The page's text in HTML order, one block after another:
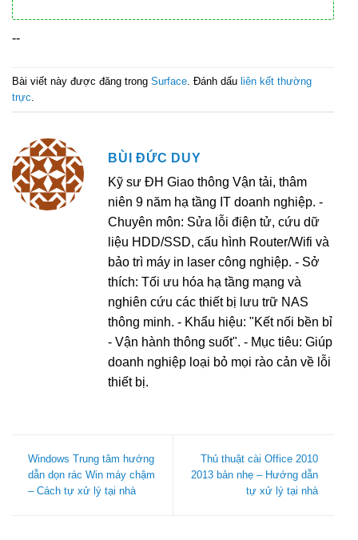
--
Bài viết này được đăng trong Surface . Đánh dấu liên kết thường
trực
BÙI ĐỨC DUY
Kỹ sư ĐH Giao thông Vận tải, thâm
niên 9 năm hạ tầng IT doanh nghiệp. -
Chuyên môn: Sửa lỗi điện tử, cứu dữ
liệu HDD/SSD, cấu hình Router/Wifi và
bảo trì máy in laser công nghiệp. - Sở
thích: Tối ưu hóa hạ tầng mạng và
nghiên cứu các thiết bị lưu trữ NAS
thông minh. - Khẩu hiệu: "Kết nối bền bỉ
- Vận hành thông suốt". - Mục tiêu: Giúp
doanh nghiệp loại bỏ mọi rào cản về lỗi
thiết bị.
Windows Trung tâm hướng
dẫn dọn rác Win máy chậm
– Cách tự xử lý tại nhà
Thủ thuật cài Office 2010
2013 bản nhẹ – Hướng dẫn
tự xử lý tại nhà